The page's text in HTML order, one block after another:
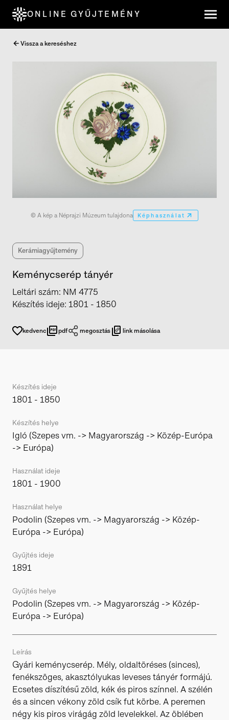
ONLINE GYŰJTEMÉNY
Vissza a kereséshez
© A kép a Néprajzi Múzeum tulajdona Képhasználat
Kerámiagyűjtemény
Keménycserép tányér
Leltári szám: NM 4775
Készítés ideje: 1801 - 1850
kedvenc pdf megosztás link másolása
Készítés ideje
1801 - 1850
Készítés helye
Igló (Szepes vm. -> Magyarország -> Közép-Európa
-> Európa)
Használat ideje
1801 - 1900
Használat helye
Podolin (Szepes vm. -> Magyarország -> Közép-
Európa -> Európa)
Gyűjtés ideje
1891
Gyűjtés helye
Podolin (Szepes vm. -> Magyarország -> Közép-
Európa -> Európa)
Leírás
Gyári keménycserép. Mély, oldaltöréses (sinces),
fenékszöges, akasztólyukas leveses tányér formájú.
Ecsetes díszítésű zöld, kék és piros színnel. A szélén
és a sincen vékony zöld csík fut körbe. A peremen
négy kis piros virágág zöld levelekkel. Az öblében